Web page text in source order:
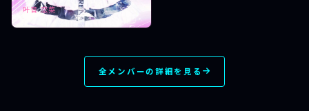
叶音 恋菜
全メンバーの詳細を見る